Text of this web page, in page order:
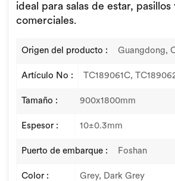
ideal para salas de estar, pasillos
comerciales.
Origen del producto : Guangdong,
Artículo No : TC189061C,
Tamaño : 900x1800mm
Espesor : 10±0.3mm
Puerto de embarque : Foshan
Color : Grey, Dark Grey